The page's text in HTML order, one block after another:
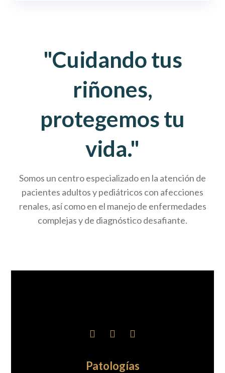
"Cuidando tus
riñones,
protegemos tu
vida."
Somos un centro especializado en la atención de
pacientes adultos y pediátricos con afecciones
renales, así como en el manejo de enfermedades
complejas y de diagnóstico desafiante.
Patologías